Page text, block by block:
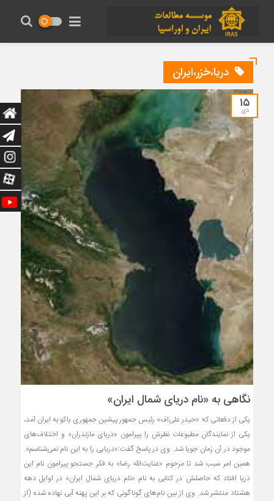
دریا،خزر،ایران
۱۵
دی
نگاهی به «نام دریای شمال ایران»
یکی از دفعاتی که «حیدر علی‌اف» رئیس جمهور پیشین جمهوری باکو به ایران آمد،
یکی از نمایندگان مطبوعات نظرش را پیرامون «دریای مازندران» و اختلاف‌های
موجود در آن زمان جویا شد. وی در پاسخ گفت:«دریایی را به این نام نمی‌شناسم».
همین امر سبب شد تا مرحوم «عنایت‌الله رضا» به فکر جستجو پیرامون نام این
دریا افتاد که حاصلش در کتابی به نام «نام دریای شمال ایران» در اوایل دهه
هشتاد منتشر شد. وی از بین نام‌های گوناگونی که بر این پهنه آبی نهاده شده (از